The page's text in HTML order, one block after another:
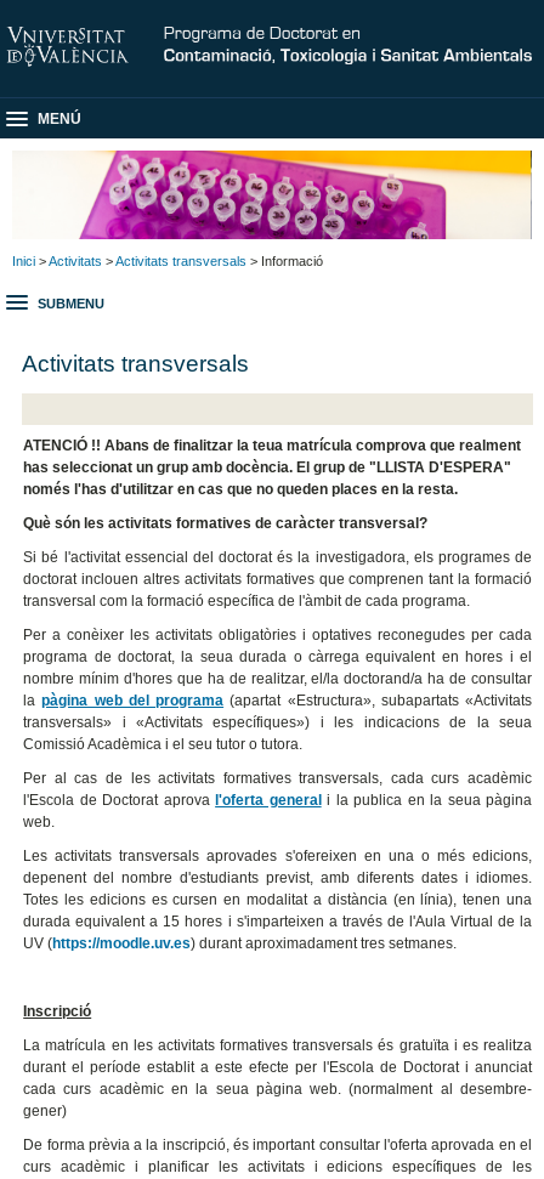
MENÚ
Inici >Activitats >Activitats transversals > Informació
SUBMENU
Activitats transversals
ATENCIÓ !! Abans de finalitzar la teua matrícula comprova que realment
has seleccionat un grup amb docència. El grup de "LLISTA D'ESPERA"
només l'has d'utilitzar en cas que no queden places en la resta.
Què són les activitats formatives de caràcter transversal?
Si bé l'activitat essencial del doctorat és la investigadora, els programes de
doctorat inclouen altres activitats formatives que comprenen tant la formació
transversal com la formació específica de l'àmbit de cada programa.
Per a conèixer les activitats obligatòries i optatives reconegudes per cada
programa de doctorat, la seua durada o càrrega equivalent en hores i el
nombre mínim d'hores que ha de realitzar, el/la doctorand/a ha de consultar
lapàgina web del programa (apartat «Estructura», subapartats «Activitats
transversals» i «Activitats específiques») i les indicacions de la seua
Comissió Acadèmica i el seu tutor o tutora.
Per al cas de les activitats formatives transversals, cada curs acadèmic
l'Escola de Doctorat aprova l'oferta general i la publica en la seua pàgina
web.
Les activitats transversals aprovades s'ofereixen en una o més edicions,
depenent del nombre d'estudiants previst, amb diferents dates i idiomes.
Totes les edicions es cursen en modalitat a distància (en línia), tenen una
durada equivalent a 15 hores i s'imparteixen a través de l'Aula Virtual de la
UV (https://moodle.uv.es) durant aproximadament tres setmanes.
Inscripció
La matrícula en les activitats formatives transversals és gratuïta i es realitza
durant el període establit a este efecte per l'Escola de Doctorat i anunciat
cada curs acadèmic en la seua pàgina web. (normalment al desembre-
gener)
De forma prèvia a la inscripció, és important consultar l'oferta aprovada en el
curs acadèmic i planificar les activitats i edicions específiques de les